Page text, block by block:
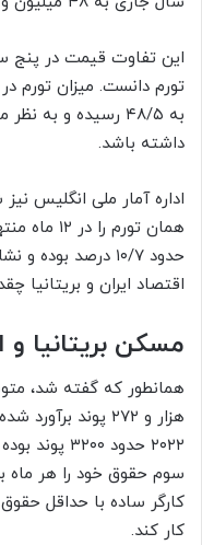
این تفاوت قیمت در پنج
تورم دانست. میزان تورم
به ۴۸/۵ رسیده و
داشته باشد.
اداره آمار ملی انگلیس
حدود ۱۰/۷ درصد
اقتصاد ایران و بریتانیا
مسکن بریتانیا و
هزار و ۲۷۲ پوند
۲۰۲۲ حدود
سوم حقوق خود را هر ماه
کار کند.